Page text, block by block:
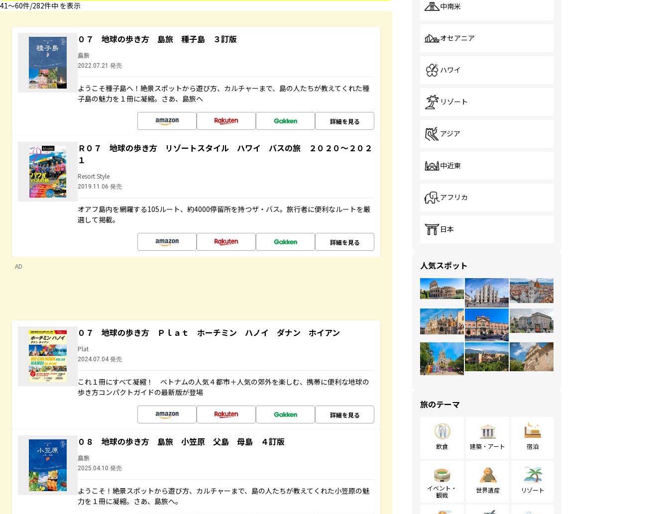
41〜60件/282件中 を表示
０７ 地球の歩き方 島旅 種子島 ３訂版
島旅
2022.07.21 発売
ようこそ種子島へ！絶景スポットから遊び方、カルチャーまで、島の人たちが教えてくれた種
子島の魅力を１冊に凝縮。さあ、島旅へ
詳細を見る
Ｒ０７ 地球の歩き方 リゾートスタイル ハワイ バスの旅 ２０２０～２０２
１
Resort Style
2019.11.06 発売
オアフ島内を網羅する105ルート、約4000停留所を持つザ・バス。旅行者に便利なルートを厳
選して掲載。
詳細を見る
AD
０７ 地球の歩き方 Ｐｌａｔ ホーチミン ハノイ ダナン ホイアン
Plat
2024.07.04 発売
これ１冊にすべて凝縮！ ベトナムの人気４都市＋人気の郊外を楽しむ、携帯に便利な地球の
歩き方コンパクトガイドの最新版が登場
詳細を見る
０８ 地球の歩き方 島旅 小笠原 父島 母島 ４訂版
島旅
2025.04.10 発売
ようこそ！絶景スポットから遊び方、カルチャーまで、島の人たちが教えてくれた小笠原の魅
力を１冊に凝縮。さあ、島旅へ。
中南米
オセアニア
ハワイ
リゾート
アジア
中近東
アフリカ
日本
人気スポット
旅のテーマ
飲食 建築・アート 宿泊
イベント・
観戦
世界遺産 リゾート